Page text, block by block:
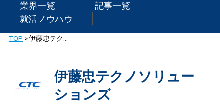
業界一覧
記事一覧
就活ノウハウ
TOP >
伊藤忠テクノソリュー
ションズ